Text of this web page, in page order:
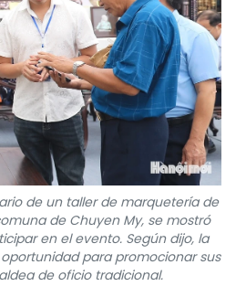
de un taller de marquetería de
de Chuyen My, se mostró
en el evento. Según dijo, la
para promocionar sus
de oficio tradicional.